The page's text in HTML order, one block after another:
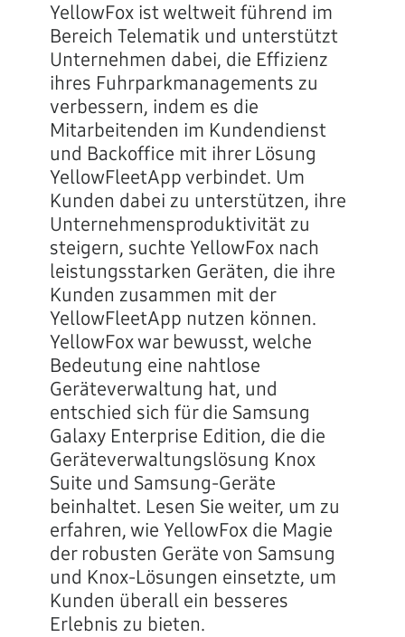
YellowFox ist weltweit führend im
Bereich Telematik und unterstützt
Unternehmen dabei, die Effizienz
ihres Fuhrparkmanagements zu
verbessern, indem es die
Mitarbeitenden im Kundendienst
und Backoffice mit ihrer Lösung
YellowFleetApp verbindet. Um
Kunden dabei zu unterstützen, ihre
Unternehmensproduktivität zu
steigern, suchte YellowFox nach
leistungsstarken Geräten, die ihre
Kunden zusammen mit der
YellowFleetApp nutzen können.
YellowFox war bewusst, welche
Bedeutung eine nahtlose
Geräteverwaltung hat, und
entschied sich für die Samsung
Galaxy Enterprise Edition, die die
Geräteverwaltungslösung Knox
Suite und Samsung-Geräte
beinhaltet. Lesen Sie weiter, um zu
erfahren, wie YellowFox die Magie
der robusten Geräte von Samsung
und Knox-Lösungen einsetzte, um
Kunden überall ein besseres
Erlebnis zu bieten.